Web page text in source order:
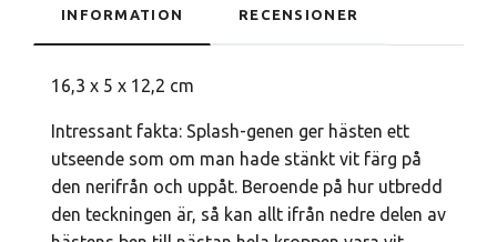
INFORMATION RECENSIONER
16,3 x 5 x 12,2 cm
Intressant fakta: Splash-genen ger hästen ett
utseende som om man hade stänkt vit färg på
den nerifrån och uppåt. Beroende på hur utbredd
den teckningen är, så kan allt ifrån nedre delen av